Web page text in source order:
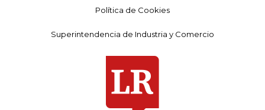
Política de Cookies
Superintendencia de Industria y Comercio